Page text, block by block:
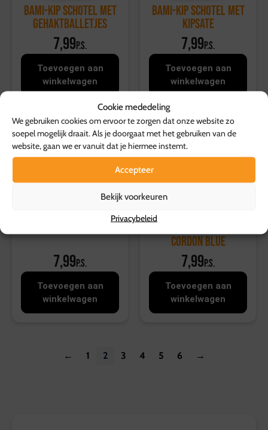
Cookie mededeling
We gebruiken cookies om ervoor te zorgen dat onze website zo
soepel mogelijk draait. Als je doorgaat met het gebruiken van de
website, gaan we er vanuit dat je hiermee instemt.
Accepteer
Bekijk voorkeuren
Privacybeleid
Bami-kip schotel met
gehaktballetjes
7,99p.s.
Toevoegen aan
winkelwagen
Bami-kip schotel met
kipsate
7,99p.s.
Toevoegen aan
winkelwagen
Bloemkool, gekookte
7,99p.s.
Toevoegen aan
winkelwagen
cordon blue
7,99p.s.
Toevoegen aan
winkelwagen
← 1 2 3 4 5 6 →